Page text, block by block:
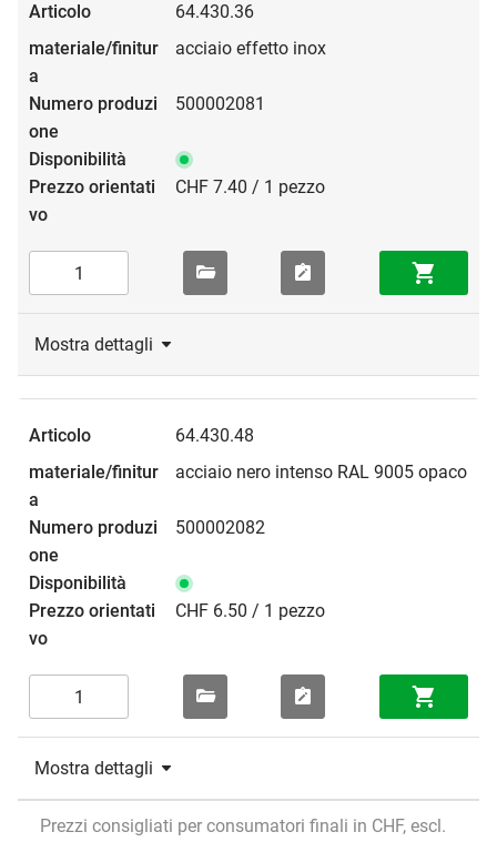
64.430.36
acciaio effetto inox
500002081
CHF 7.40 / 1 pezzo
Mostra dettagli
64.430.48
acciaio nero intenso RAL 9005 opaco
500002082
CHF 6.50 / 1 pezzo
Mostra dettagli
Prezzi consigliati per consumatori finali in CHF, escl.